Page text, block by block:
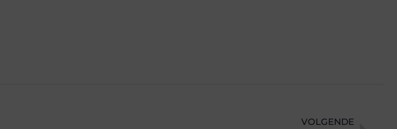
VOLGENDE